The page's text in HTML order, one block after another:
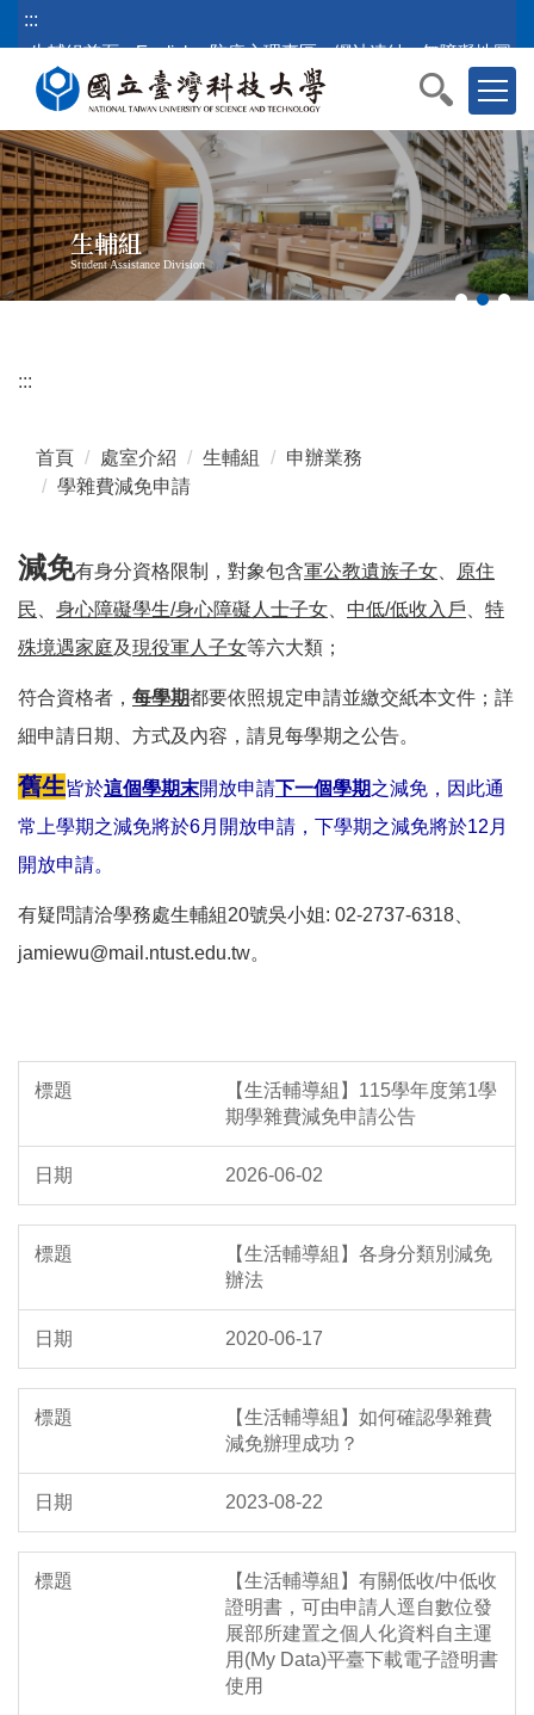
跳
到
內
容
區
塊
:::
生輔組首頁
English 防疫心理專區 網站連結 無障礙地圖
生輔組
Student Assistance Division
:::
首頁 處室介紹 生輔組
申辦業務
學雜費減免申請
減免有身分資格限制，對象包含軍公教遺族子女
原住
民
身心障礙學生/身心障礙人士子女 中低/低收入戶
特
殊境遇家庭及現役軍人子女等六大類；
符合資格者， 每學期都要依照規定申請並繳交紙本文件；詳
細申請日期、方式及內容，請見每學期之公告。
舊生皆於這個學期末開放申請下一個學期之減免，因此通
常上學期之減免將於6月開放申請，下學期之減免將於12月
開放申請。
有疑問請洽學務處生輔組20號吳小姐: 02-2737-6318、
jamiewu@mail.ntust.edu.tw。
【生活輔導組】115學年度第1學
期學雜費減免申請公告
2026-06-02
【生活輔導組】各身分類別減免
辦法
2020-06-17
【生活輔導組】如何確認學雜費
減免辦理成功？
2023-08-22
【生活輔導組】有關低收/中低收
證明書，可由申請人逕自數位發
展部所建置之個人化資料自主運
用(My Data)平臺下載電子證明書
使用